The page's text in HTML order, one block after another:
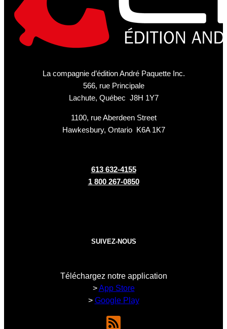
La compagnie d’édition André Paquette Inc.
566, rue Principale
Lachute, Québec J8H 1Y7
1100, rue Aberdeen Street
Hawkesbury, Ontario K6A 1K7
613 632-4155
1 800 267-0850
SUIVEZ-NOUS
Téléchargez notre application
>App Store
> Google Play